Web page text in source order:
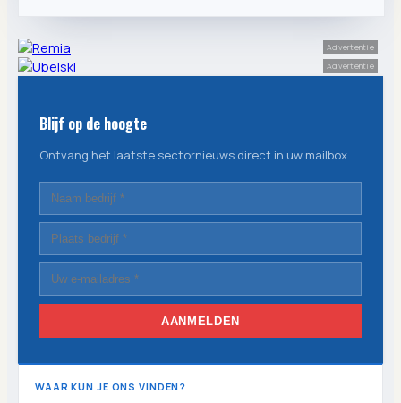
Advertentie
Advertentie
Blijf op de hoogte
Ontvang het laatste sectornieuws direct in uw mailbox.
AANMELDEN
WAAR KUN JE ONS VINDEN?